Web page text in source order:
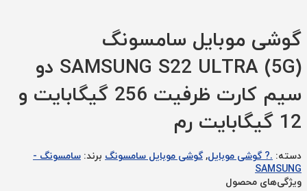
گوشی موبایل سامسونگ
SAMSUNG S22 ULTRA (5G) دو
سیم کارت ظرفیت 256 گیگابایت و
12 گیگابایت رم
دسته: .? گوشی موبایل,گوشی موبایل سامسونگ برند: سامسونگ -
SAMSUNG
ویژگی‌های محصول